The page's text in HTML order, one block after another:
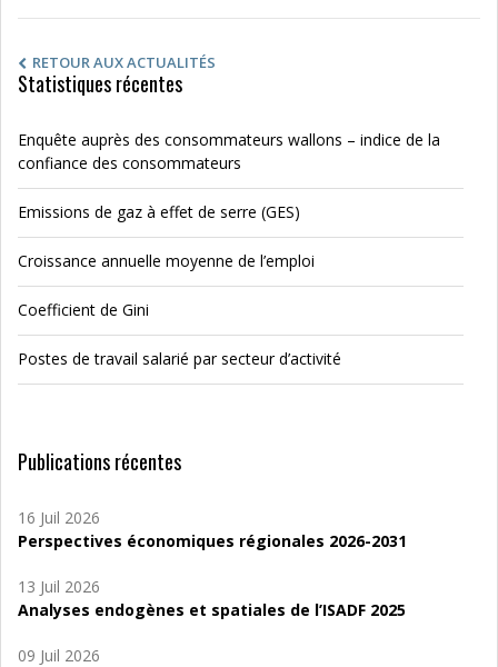
RETOUR AUX ACTUALITÉS
Statistiques récentes
Enquête auprès des consommateurs wallons – indice de la
confiance des consommateurs
Emissions de gaz à effet de serre (GES)
Croissance annuelle moyenne de l’emploi
Coefficient de Gini
Postes de travail salarié par secteur d’activité
Publications récentes
16 Juil 2026
Perspectives économiques régionales 2026-2031
13 Juil 2026
Analyses endogènes et spatiales de l’ISADF 2025
09 Juil 2026